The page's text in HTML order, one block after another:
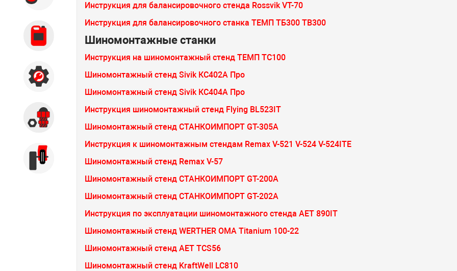
Автохимия
Акции
Б/У оборудование
Инструкция для балансировочного стенда Rossvik VT-70
Инструкция для балансировочного станка ТЕМП ТБ300 TB300
Шиномонтажные станки
Инструкция на шиномонтажный стенд ТЕМП ТС100
Шиномонтажный стенд Sivik КС402А Про
Шиномонтажный стенд Sivik КС404А Про
Инструкция шиномонтажный стенд Flying BL523IT
Шиномонтажный стенд СТАНКОИМПОРТ GT-305A
Инструкция к шиномонтажным стендам Remax V-521 V-524 V-524ITE
Шиномонтажный стенд Remax V-57
Шиномонтажный стенд СТАНКОИМПОРТ GT-200A
Шиномонтажный стенд СТАНКОИМПОРТ GT-202A
Инструкция по эксплуатации шиномонтажного стенда AET 890IT
Шиномонтажный стенд WERTHER OMA Titanium 100-22
Шиномонтажный стенд AET TCS56
Шиномонтажный стенд KraftWell LC810